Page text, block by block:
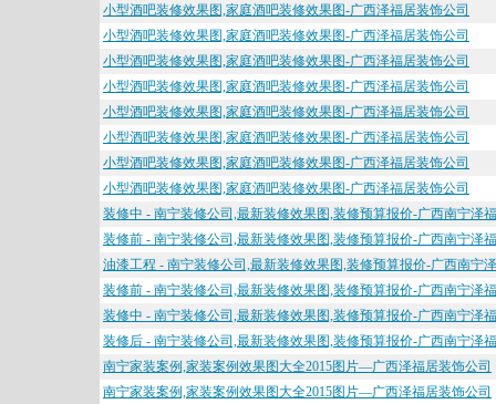
小型酒吧装修效果图,家庭酒吧装修效果图-广西泽福居装饰公司
小型酒吧装修效果图,家庭酒吧装修效果图-广西泽福居装饰公司
小型酒吧装修效果图,家庭酒吧装修效果图-广西泽福居装饰公司
小型酒吧装修效果图,家庭酒吧装修效果图-广西泽福居装饰公司
小型酒吧装修效果图,家庭酒吧装修效果图-广西泽福居装饰公司
小型酒吧装修效果图,家庭酒吧装修效果图-广西泽福居装饰公司
小型酒吧装修效果图,家庭酒吧装修效果图-广西泽福居装饰公司
小型酒吧装修效果图,家庭酒吧装修效果图-广西泽福居装饰公司
装修中 - 南宁装修公司,最新装修效果图,装修预算报价-广西南宁泽
装修前 - 南宁装修公司,最新装修效果图,装修预算报价-广西南宁泽
油漆工程 - 南宁装修公司,最新装修效果图,装修预算报价-广西南宁
装修前 - 南宁装修公司,最新装修效果图,装修预算报价-广西南宁泽
装修中 - 南宁装修公司,最新装修效果图,装修预算报价-广西南宁泽
装修后 - 南宁装修公司,最新装修效果图,装修预算报价-广西南宁泽
南宁家装案例,家装案例效果图大全2015图片—广西泽福居装饰公司
南宁家装案例,家装案例效果图大全2015图片—广西泽福居装饰公司